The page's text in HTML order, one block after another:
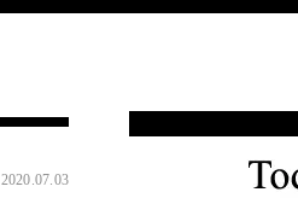
2020.07.03